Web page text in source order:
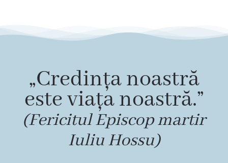
„Credința noastră
este viața noastră.”
(Fericitul Episcop martir
Iuliu Hossu)